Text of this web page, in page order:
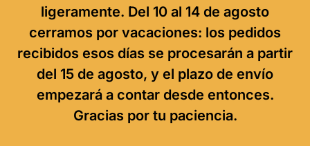
ligeramente. Del 10 al 14 de agosto
cerramos por vacaciones: los pedidos
recibidos esos días se procesarán a partir
del 15 de agosto, y el plazo de envío
empezará a contar desde entonces.
Gracias por tu paciencia.